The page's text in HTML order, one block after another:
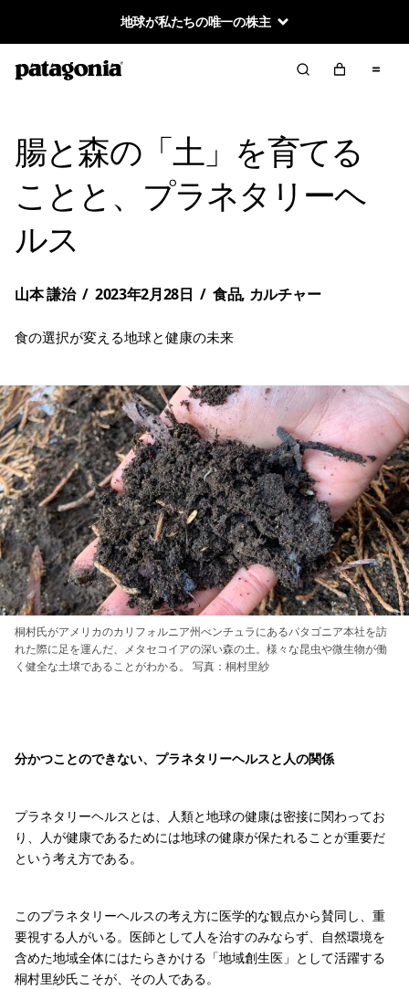
地球が私たちの唯一の株主
腸と森の「土」を育てる
ことと、プラネタリーヘ
ルス
山本 謙治 / 2023年2月28日 / 食品, カルチャー
食の選択が変える地球と健康の未来
桐村氏がアメリカのカリフォルニア州べンチュラにあるパタゴニア本社を訪
れた際に足を運んだ、メタセコイアの深い森の土。様々な昆虫や微生物が働
く健全な土壌であることがわかる。 写真：桐村里紗
分かつことのできない、プラネタリーヘルスと人の関係
プラネタリーヘルスとは、人類と地球の健康は密接に関わってお
り、人が健康であるためには地球の健康が保たれることが重要だ
という考え方である。
このプラネタリーヘルスの考え方に医学的な観点から賛同し、重
要視する人がいる。医師として人を治すのみならず、自然環境を
含めた地域全体にはたらきかける「地域創生医」として活躍する
桐村里紗氏こそが、その人である。